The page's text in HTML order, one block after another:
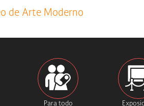
de Arte Moderno
Para todo